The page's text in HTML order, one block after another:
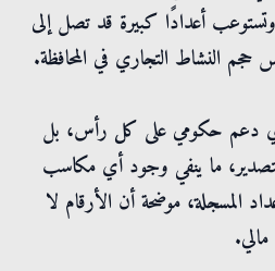
وتستوعب أعدادًا كبيرة قد تصل إلى
دعم حكومي على كل رأس، بل
ما ينفي وجود أي مكاسب
المسجلة، موضحة أن الأرقام لا